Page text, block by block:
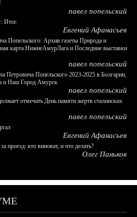
павел попельский
Итог.
Евгений Афанасьев
Попельского: Архив газеты Природа и
карта НижнеАмурЛага и Последние выставки
павел попельский
Петровича Попельского 2023-2025 в Болгарии,
и Наш Город Амурск
павел попельский
отмечать День памяти жертв сталинских
павел попельский
Евгений Афанасьев
проезд: кто виноват, и что делать?
Олег Паньков